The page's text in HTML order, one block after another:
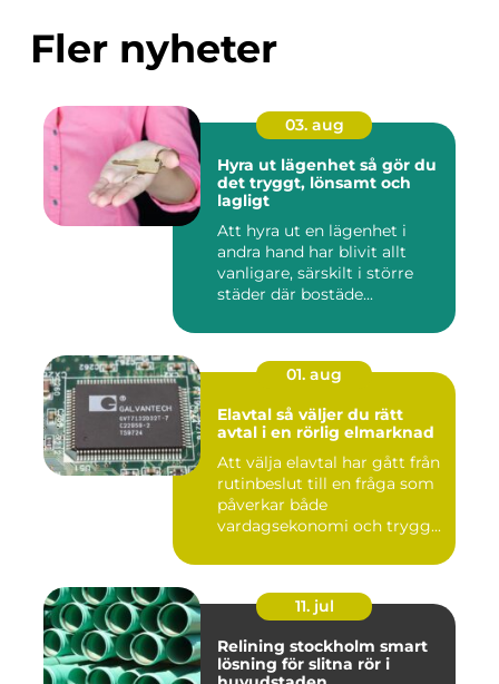
Fler nyheter
03. aug
Hyra ut lägenhet så gör du
det tryggt, lönsamt och
lagligt
Att hyra ut en lägenhet i
andra hand har blivit allt
vanligare, särskilt i större
städer där bostäde...
01. aug
Elavtal så väljer du rätt
avtal i en rörlig elmarknad
Att välja elavtal har gått från
rutinbeslut till en fråga som
påverkar både
vardagsekonomi och trygg...
11. jul
Relining stockholm smart
lösning för slitna rör i